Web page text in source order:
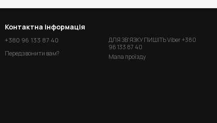
Контактна інформація
+380 96 133 87 40
Передзвонити вам?
ДЛЯ ЗВ'ЯЗКУ ПИШІТЬ Viber +380
96 133 87 40
Мапа проїзду